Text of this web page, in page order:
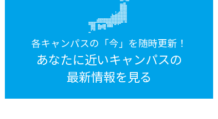
各キャンパスの「今」を随時更新！
あなたに近いキャンパスの
最新情報を見る